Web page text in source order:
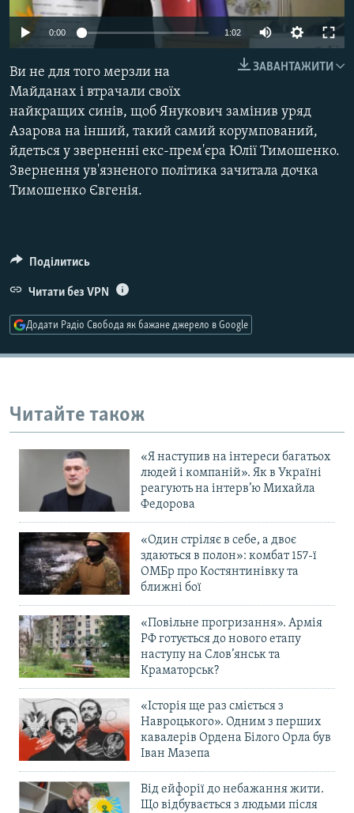
МУЛЬТИМЕДІА
ФОТО
СПЕЦПРОЄКТИ
ПОДКАСТИ
КРИМ РЕАЛІЇ
РУС
УКР
ДОЛУЧАЙСЯ!
0:00 1:02
ЗАВАНТАЖИТИ
Ви не для того мерзли на
Майданах і втрачали своїх
найкращих синів, щоб Янукович замінив уряд
Азарова на інший, такий самий корумпований,
йдеться у зверненні екс-прем'єра Юлії Тимошенко.
Звернення ув'язненого політика зачитала дочка
Тимошенко Євгенія.
Поділитись
Читати без VPN
Додати Радіо Свобода як бажане джерело в Google
Читайте також
«Я наступив на інтереси багатьох
людей і компаній». Як в Україні
реагують на інтерв’ю Михайла
Федорова
«Один стріляє в себе, а двоє
здаються в полон»: комбат 157-ї
ОМБр про Костянтинівку та
ближні бої
«Повільне прогризання». Армія
РФ готується до нового етапу
наступу на Слов’янськ та
Краматорськ?
«Історія ще раз сміється з
Навроцького». Одним з перших
кавалерів Ордена Білого Орла був
Іван Мазепа
Від ейфорії до небажання жити.
Що відбувається з людьми після